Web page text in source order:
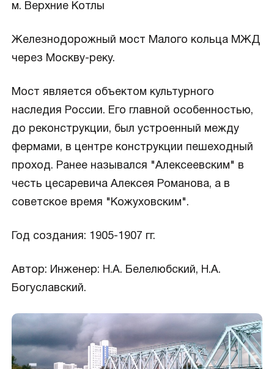
м. Верхние Котлы
Железнодорожный мост Малого кольца МЖД
через Москву-реку.
Мост является объектом культурного
наследия России. Его главной особенностью,
до реконструкции, был устроенный между
фермами, в центре конструкции пешеходный
проход. Ранее назывался "Алексеевским" в
честь цесаревича Алексея Романова, а в
советское время "Кожуховским".
Год создания: 1905-1907 гг.
Автор: Инженер: Н.А. Белелюбский, Н.А.
Богуславский.